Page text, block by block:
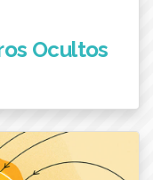
Ocultos